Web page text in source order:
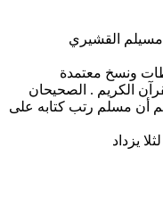
مسيلم القشيري
ونسخ معتمدة
الكريم . الصحيحان
ثم أن مسلم رتب كتابه على
يزداد